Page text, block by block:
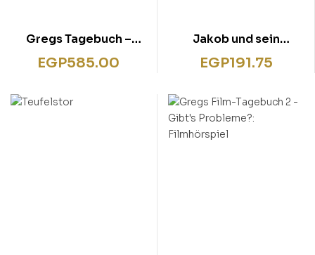
Gregs Tagebuch –
Mach’s wie Greg!
EGP585.00
Jakob und sein
Schnuller
EGP191.75